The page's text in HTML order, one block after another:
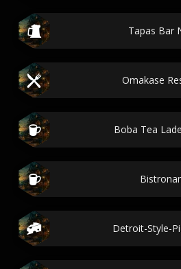
Tapas Bar
Omakase
Boba Tea
Detroit-Style-